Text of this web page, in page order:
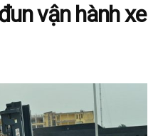
vận hành xe